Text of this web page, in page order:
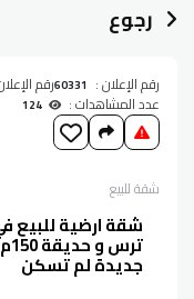
رجوع
رقم الإعلان : 60331رقم
عدد المشاهدات :
شقةللبيع
جديدة لم تسكن